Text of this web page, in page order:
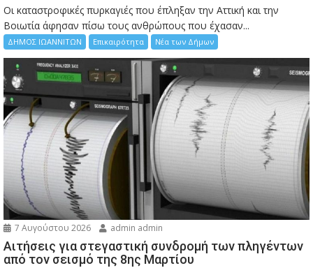
Οι καταστροφικές πυρκαγιές που έπληξαν την Αττική και την
Bοιωτία άφησαν πίσω τους ανθρώπους που έχασαν...
ΔΗΜΟΣ ΙΩΑΝΝΙΤΩΝ Επικαιρότητα Νέα των Δήμων
7 Αυγούστου 2026 admin admin
Αιτήσεις για στεγαστική συνδρομή των πληγέντων
από τον σεισμό της 8ης Μαρτίου